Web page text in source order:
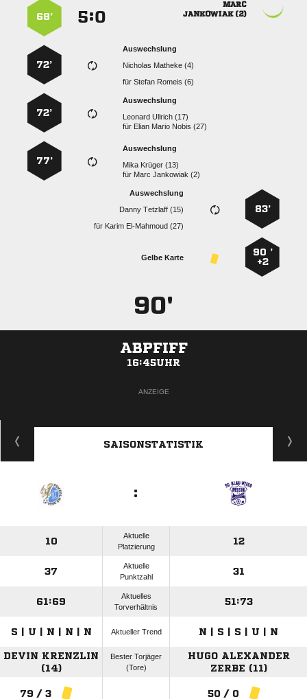

 
:
68’
Auswechslung
  
für  
72’
Auswechslung
  
für    
72’
Auswechslung
  
für   
77’
83’
Auswechslung
  
für   
90 ’
+2
Gelbe Karte
90'
ABPFIFF
16:45UHR
ANZEIGE
SAISONSTATISTIK
:
10
Aktuelle
Platzierung
12
37
Aktuelle
Punktzahl
31
61:69
Aktuelles
Torverhältnis
51:73
S | U | N | N | N Aktueller Trend N | S | S | U | N
DEVIN KRENZLIN
(14)
Bester Torjäger
(Tore)
HUGO ALEXANDER
ZERBE (11)
79 / 3 50 / 0